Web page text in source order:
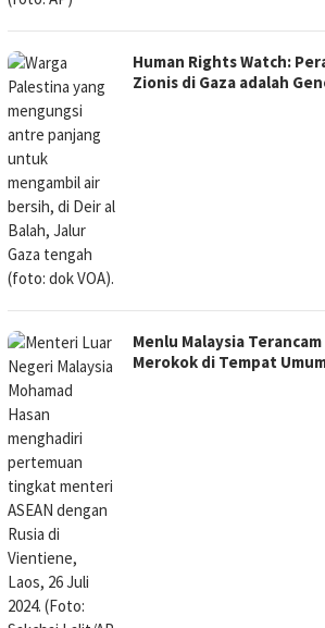
Human Rights Watch:
Zionis di Gaza adalah
Menlu Malaysia
Merokok di Tempat